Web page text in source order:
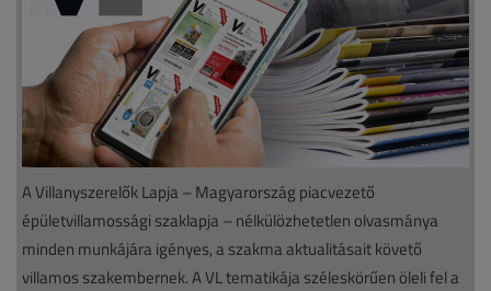
A Villanyszerelők Lapja – Magyarország piacvezető
épületvillamossági szaklapja – nélkülözhetetlen olvasmánya
minden munkájára igényes, a szakma aktualitásait követő
villamos szakembernek. A VL tematikája széleskörűen öleli fel a